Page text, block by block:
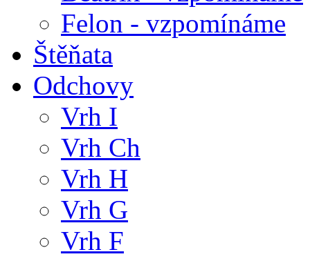
Felon - vzpomínáme
Štěňata
Odchovy
Vrh I
Vrh Ch
Vrh H
Vrh G
Vrh F